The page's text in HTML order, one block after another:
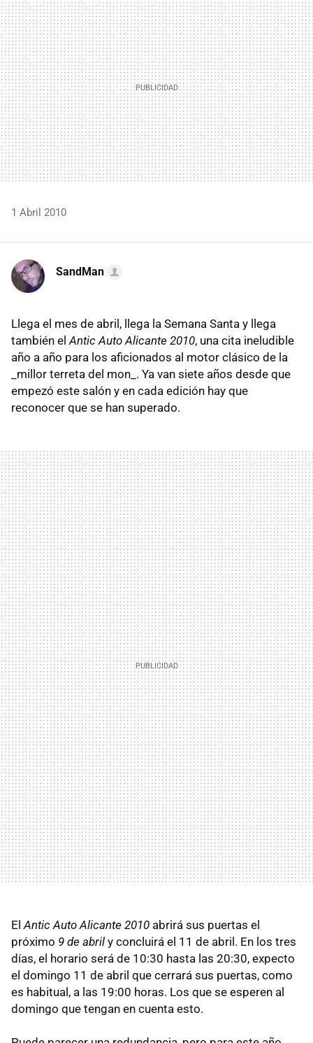
MAIL
1 Abril 2010
SandMan
Llega el mes de abril, llega la Semana Santa y llega
también elAntic Auto Alicante 2010, una cita ineludible
año a año para los aficionados al motor clásico de la
_millor terreta del mon_. Ya van siete años desde que
empezó este salón y en cada edición hay que
reconocer que se han superado.
ElAntic Auto Alicante 2010 abrirá sus puertas el
próximo 9 de abril y concluirá el 11 de abril. En los tres
días, el horario será de 10:30 hasta las 20:30, expecto
el domingo 11 de abril que cerrará sus puertas, como
es habitual, a las 19:00 horas. Los que se esperen al
domingo que tengan en cuenta esto.